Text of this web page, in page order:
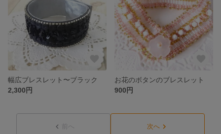
幅広ブレスレット〜ブラック
2,300円
お花のボタンのブレスレット
900円
前へ 次へ